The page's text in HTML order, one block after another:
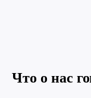
Что о нас